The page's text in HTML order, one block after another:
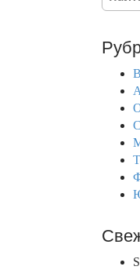
c